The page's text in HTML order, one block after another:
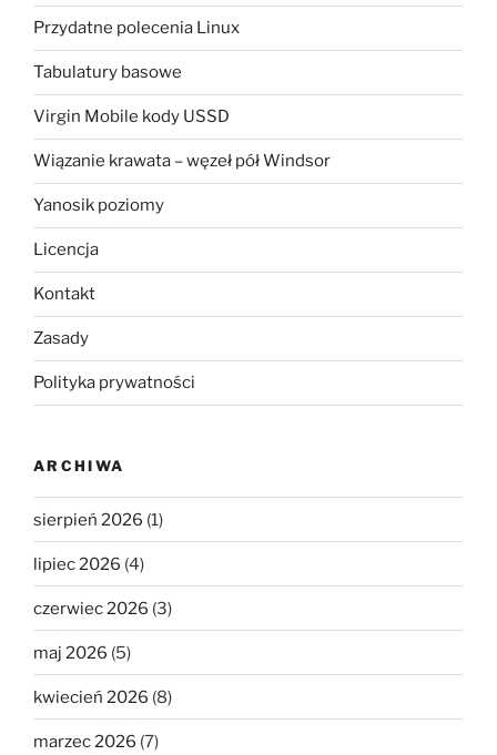
Przydatne polecenia Linux
Tabulatury basowe
Virgin Mobile kody USSD
Wiązanie krawata – węzeł pół Windsor
Yanosik poziomy
Licencja
Kontakt
Zasady
Polityka prywatności
ARCHIWA
sierpień 2026 (1)
lipiec 2026 (4)
czerwiec 2026 (3)
maj 2026 (5)
kwiecień 2026 (8)
marzec 2026 (7)